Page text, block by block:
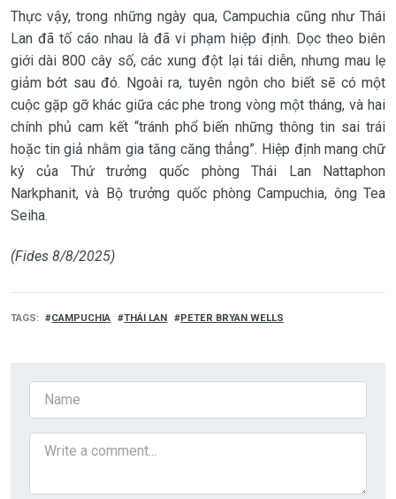
Thực vậy, trong những ngày qua, Campuchia cũng như Thái
Lan đã tố cáo nhau là đã vi phạm hiệp định. Dọc theo biên
giới dài 800 cây số, các xung đột lại tái diễn, nhưng mau lẹ
giảm bớt sau đó. Ngoài ra, tuyên ngôn cho biết sẽ có một
cuộc gặp gỡ khác giữa các phe trong vòng một tháng, và hai
chính phủ cam kết “tránh phổ biến những thông tin sai trái
hoặc tin giả nhằm gia tăng căng thẳng”. Hiệp định mang chữ
ký của Thứ trưởng quốc phòng Thái Lan Nattaphon
Narkphanit, và Bộ trưởng quốc phòng Campuchia, ông Tea
Seiha.
(Fides 8/8/2025)
TAGS CAMPUCHIA THÁI LAN PETER BRYAN WELLS